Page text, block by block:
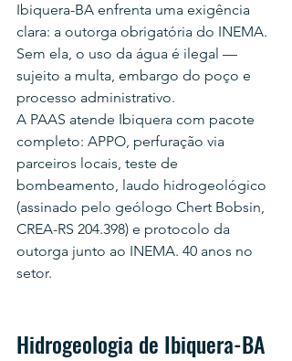
Ibiquera-BA enfrenta uma exigência
clara: a outorga obrigatória do INEMA.
Sem ela, o uso da água é ilegal —
sujeito a multa, embargo do poço e
processo administrativo.
A PAAS atende Ibiquera com pacote
completo: APPO, perfuração via
parceiros locais, teste de
bombeamento, laudo hidrogeológico
(assinado pelo geólogo Chert Bobsin,
CREA-RS 204.398) e protocolo da
outorga junto ao INEMA. 40 anos no
setor.
Hidrogeologia de Ibiquera-BA